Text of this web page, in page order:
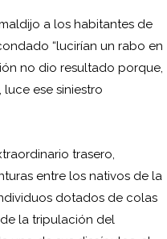
a los habitantes de
“lucirían un rabo en
no dio resultado porque,
ese siniestro
trasero,
entre los nativos de la
dotados de colas
la tripulación del